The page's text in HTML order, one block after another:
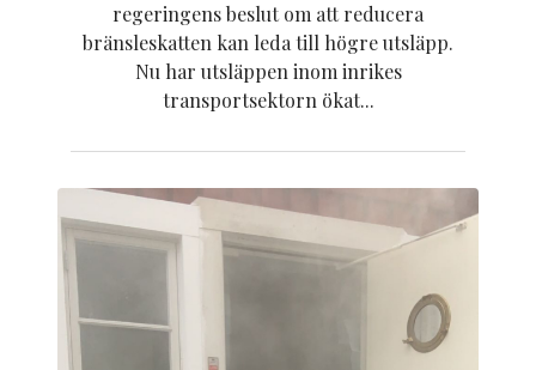
regeringens beslut om att reducera
bränsleskatten kan leda till högre utsläpp.
Nu har utsläppen inom inrikes
transportsektorn ökat...